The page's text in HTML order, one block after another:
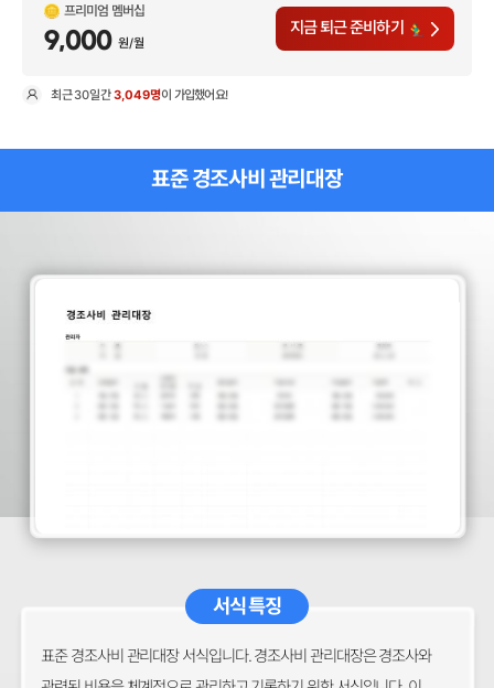
프리미엄 멤버십
9,000 원/월
지금 퇴근 준비하기
최근30일간3,049명이 가입했어요!
표준 경조사비 관리대장
서식 특징
표준 경조사비 관리대장 서식입니다. 경조사비 관리대장은 경조사와